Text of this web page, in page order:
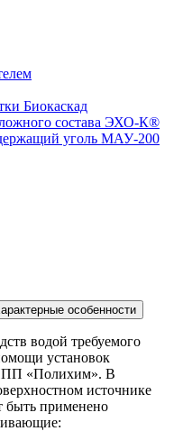
Биокаскад
состава ЭХО-К®
уголь МАУ-200
особенности
водой требуемого
установок
«Полихим». В
источнике
быть применено